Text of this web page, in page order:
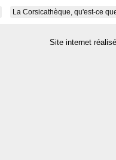
La Corsicathèque, qu'est-ce
Site internet